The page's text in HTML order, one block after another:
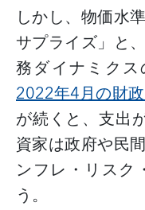
しかし、物価水
サプライズ」と
務ダイナミク
2022年4月の財
が続くと、支出
資家は政府や民
ンフレ・リスク
う。